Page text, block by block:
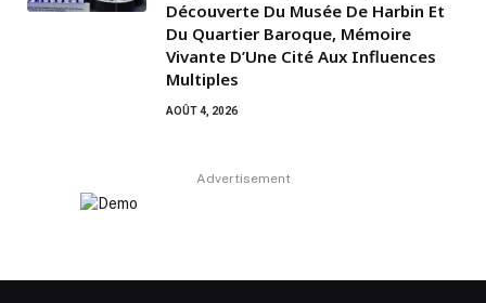
Découverte Du Musée De Harbin Et
Du Quartier Baroque, Mémoire
Vivante D’Une Cité Aux Influences
Multiples
AOÛT 4, 2026
Advertisement